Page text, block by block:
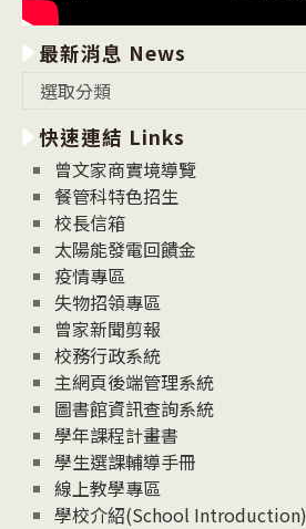
最新消息 News
消
息
News
選取分類
快速連結 Links
曾文家商實境導覽
餐管科特色招生
校長信箱
太陽能發電回饋金
疫情專區
失物招領專區
曾家新聞剪報
校務行政系統
主網頁後端管理系統
圖書館資訊查詢系統
學年課程計畫書
學生選課輔導手冊
線上教學專區
學校介紹(School Introduction)